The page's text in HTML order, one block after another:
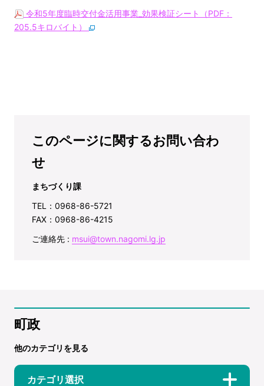
令和5年度臨時交付金活用事業_効果検証シート（PDF：
205.5キロバイト）
このページに関するお問い合わ
せ
まちづくり課
TEL：0968-86-5721
FAX：0968-86-4215
ご連絡先 : msui@town.nagomi.lg.jp
町政
他のカテゴリを見る
カテゴリ選択